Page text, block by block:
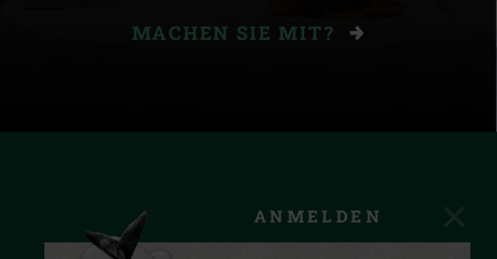
MACHEN SIE MIT?
ANMELDEN